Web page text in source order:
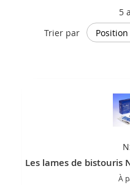
5
Trier par
Les lames de bistouris
À